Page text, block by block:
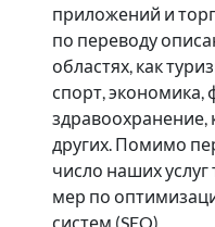
приложений и
по переводу
областях, как
спорт, экономика,
здравоохранение,
других. Помимо
число наших услуг
мер по
систем (SEO).